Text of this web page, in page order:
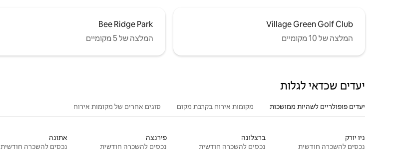
Village Green Golf Club
המלצה של 10 מקומיים
Bee Ridge Park
המלצה של 5 מקומיים
יעדים שכדאי לגלות
יעדים פופולריים לשהיות ממושכות מקומות אירוח בקרבת מקום סוגים אחרים של מקומות אירוח
ניו יורק
נכסים להשכרה חודשית
ברצלונה
נכסים להשכרה חודשית
פירנצה
נכסים להשכרה חודשית
אתונה
נכסים להשכרה חודשית